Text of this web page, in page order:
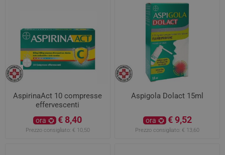
AspirinaAct 10 compresse
effervescenti
ora € 8,40
Prezzo consigliato: € 10,50
Aspigola Dolact 15ml
ora € 9,52
Prezzo consigliato: € 13,60